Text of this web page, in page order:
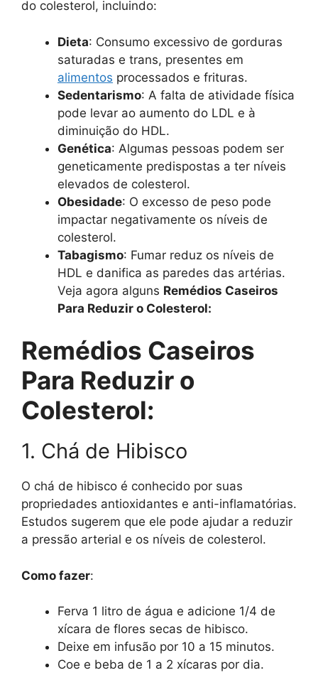
do colesterol, incluindo:
Dieta: Consumo excessivo de gorduras
saturadas e trans, presentes em
alimentos processados e frituras.
Sedentarismo: A falta de atividade física
pode levar ao aumento do LDL e à
diminuição do HDL.
Genética: Algumas pessoas podem ser
geneticamente predispostas a ter níveis
elevados de colesterol.
Obesidade: O excesso de peso pode
impactar negativamente os níveis de
colesterol.
Tabagismo: Fumar reduz os níveis de
HDL e danifica as paredes das artérias.
Veja agora alguns Remédios Caseiros
Para Reduzir o Colesterol:
Remédios Caseiros
Para Reduzir o
Colesterol:
1. Chá de Hibisco
O chá de hibisco é conhecido por suas
propriedades antioxidantes e anti-inflamatórias.
Estudos sugerem que ele pode ajudar a reduzir
a pressão arterial e os níveis de colesterol.
Como fazer:
Ferva 1 litro de água e adicione 1/4 de
xícara de flores secas de hibisco.
Deixe em infusão por 10 a 15 minutos.
Coe e beba de 1 a 2 xícaras por dia.